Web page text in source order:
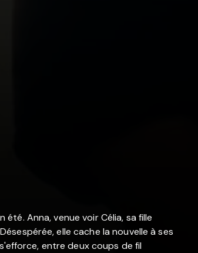
Anna, venue voir Célia, sa fille
elle cache la nouvelle à ses
entre deux coups de fil